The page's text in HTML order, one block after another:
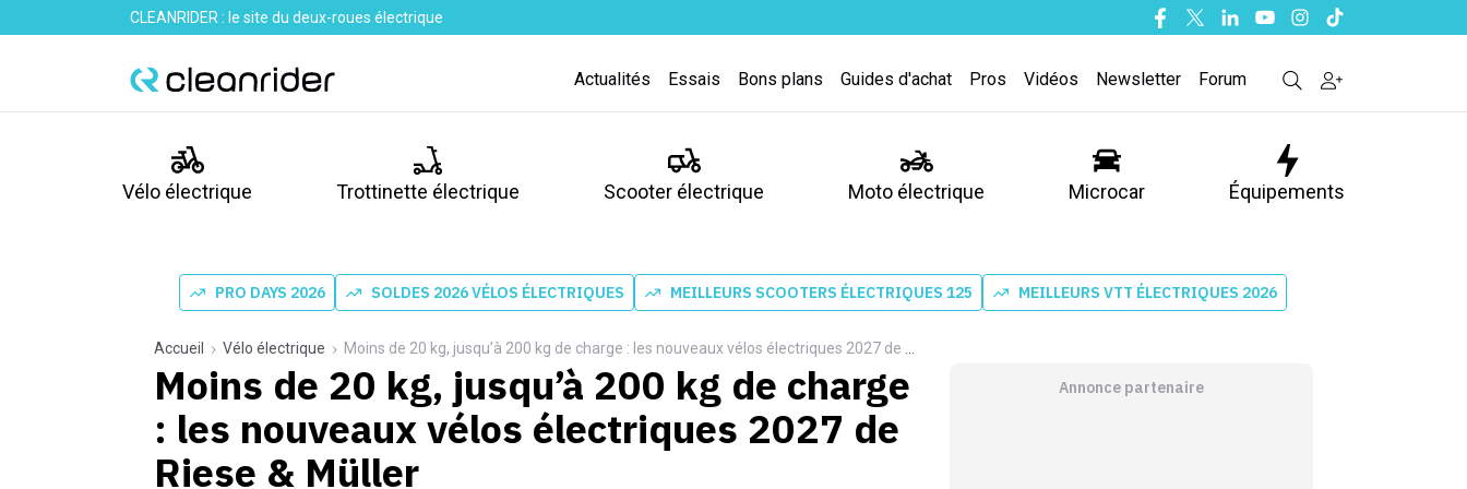
CLEANRIDER : le site du deux-roues électrique Facebook
TwitterLinkedinYoutubeInstagram
Tiktok
Actualités Essais Bons plans Guides d'achat Pros Vidéos Newsletter Forum
Vélo électrique Trottinette électrique Scooter électrique Moto électrique Microcar Équipements
PRO DAYS 2026 SOLDES 2026 VÉLOS ÉLECTRIQUES MEILLEURS SCOOTERS ÉLECTRIQUES 125 MEILLEURS VTT ÉLECTRIQUES 2026
Accueil Vélo électrique Moins de 20 kg, jusqu’à 200 kg de charge : les nouveaux vélos électriques 2027 de Riese & Müller
Moins de 20 kg, jusqu’à 200 kg de charge
: les nouveaux vélos électriques 2027 de
Riese & Müller
Annonce partenaire